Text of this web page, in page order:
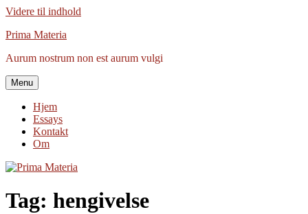
Videre til indhold
Prima Materia
Aurum nostrum non est aurum vulgi
Menu
Hjem
Essays
Kontakt
Om
Tag: hengivelse